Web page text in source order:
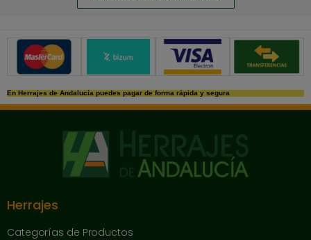
Métodos de pago seguros
En Herrajes de Andalucía puedes pagar de forma rápida y segura
Herrajes
Categorías de Productos